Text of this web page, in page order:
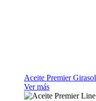
Aceite Premier Girasol
Ver más